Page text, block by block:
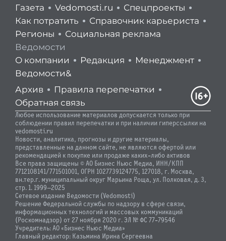
Газета
Vedomosti.ru
Спецпроекты
Как потратить
Справочник карьериста
Регионы
Социальная реклама
Ведомости
О компании
Редакция
Менеджмент
Ведомости&
Архив
Правила перепечатки
Обратная связь
Любое использование материалов допускается только при
соблюдении правил перепечатки и при наличии гиперссылки на
vedomosti.ru
Новости, аналитика, прогнозы и другие материалы,
представленные на данном сайте, не являются офертой или
рекомендацией к покупке или продаже каких-либо активов
Все права защищены © АО Бизнес Ньюс Медиа, ИНН/КПП
7712108141/771501001, ОГРН 1027739124775, 127018, г. Москва,
вн.тер.г. муниципальный округ Марьина Роща, ул. Полковая, д. 3,
стр. 1. 1999—2025
Сетевое издание Ведомости (Vedomosti)
Решение Федеральной службы по надзору в сфере связи,
информационных технологий и массовых коммуникаций
(Роскомнадзор) от 27 ноября 2020 г. ЭЛ № ФС 77-79546
Учредитель: АО «Бизнес Ньюс Медиа»
Главный редактор: Казьмина Ирина Сергеевна